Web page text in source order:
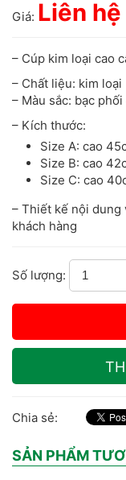
Giá: Liên hệ
– Cúp kim loại cao
– Chất liệu: kim loại
– Màu sắc: bạc phối
– Kích thước:
Size A: cao
Size B: cao
Size C: cao
– Thiết kế nội dung
khách hàng
Số lượng:
Chia sẻ:
SẢN PHẨM